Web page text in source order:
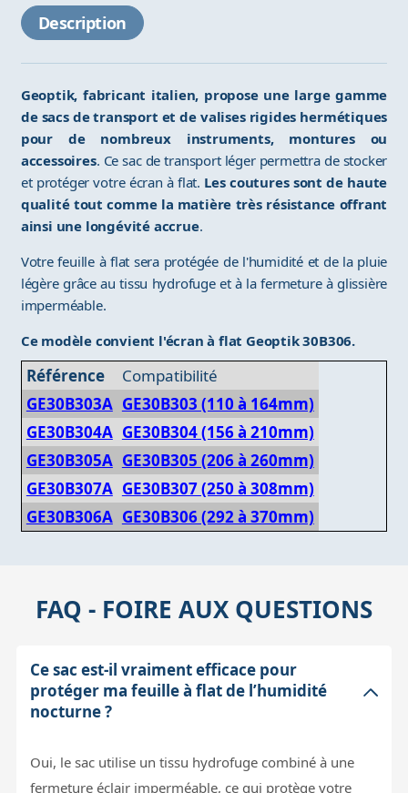
Description
Geoptik, fabricant italien, propose une large gamme
de sacs de transport et de valises rigides hermétiques
pour de nombreux instruments, montures ou
accessoires. Ce sac de transport léger permettra de stocker
et protéger votre écran à flat. Les coutures sont de haute
qualité tout comme la matière très résistance offrant
ainsi une longévité accrue.
Votre feuille à flat sera protégée de l'humidité et de la pluie
légère grâce au tissu hydrofuge et à la fermeture à glissière
imperméable.
Ce modèle convient l'écran à flat Geoptik 30B306.
Référence
Compatibilité
GE30B303A GE30B303 (110 à 164mm)
GE30B304A GE30B304 (156 à 210mm)
GE30B305A GE30B305 (206 à 260mm)
GE30B307A GE30B307 (250 à 308mm)
GE30B306A GE30B306 (292 à 370mm)
FAQ - FOIRE AUX QUESTIONS
Ce sac est-il vraiment efficace pour
protéger ma feuille à flat de l’humidité
nocturne ?
Oui, le sac utilise un tissu hydrofuge combiné à une
fermeture éclair imperméable, ce qui protège votre